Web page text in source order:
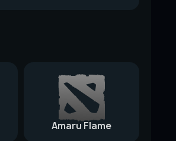
Amaru Flame